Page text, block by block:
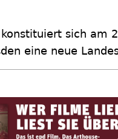
konstituiert sich am
eine neue